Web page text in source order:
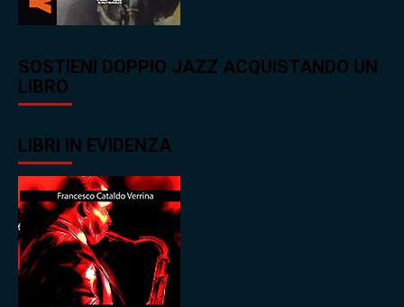
SOSTIENI DOPPIO JAZZ ACQUISTANDO UN
LIBRO
LIBRI IN EVIDENZA